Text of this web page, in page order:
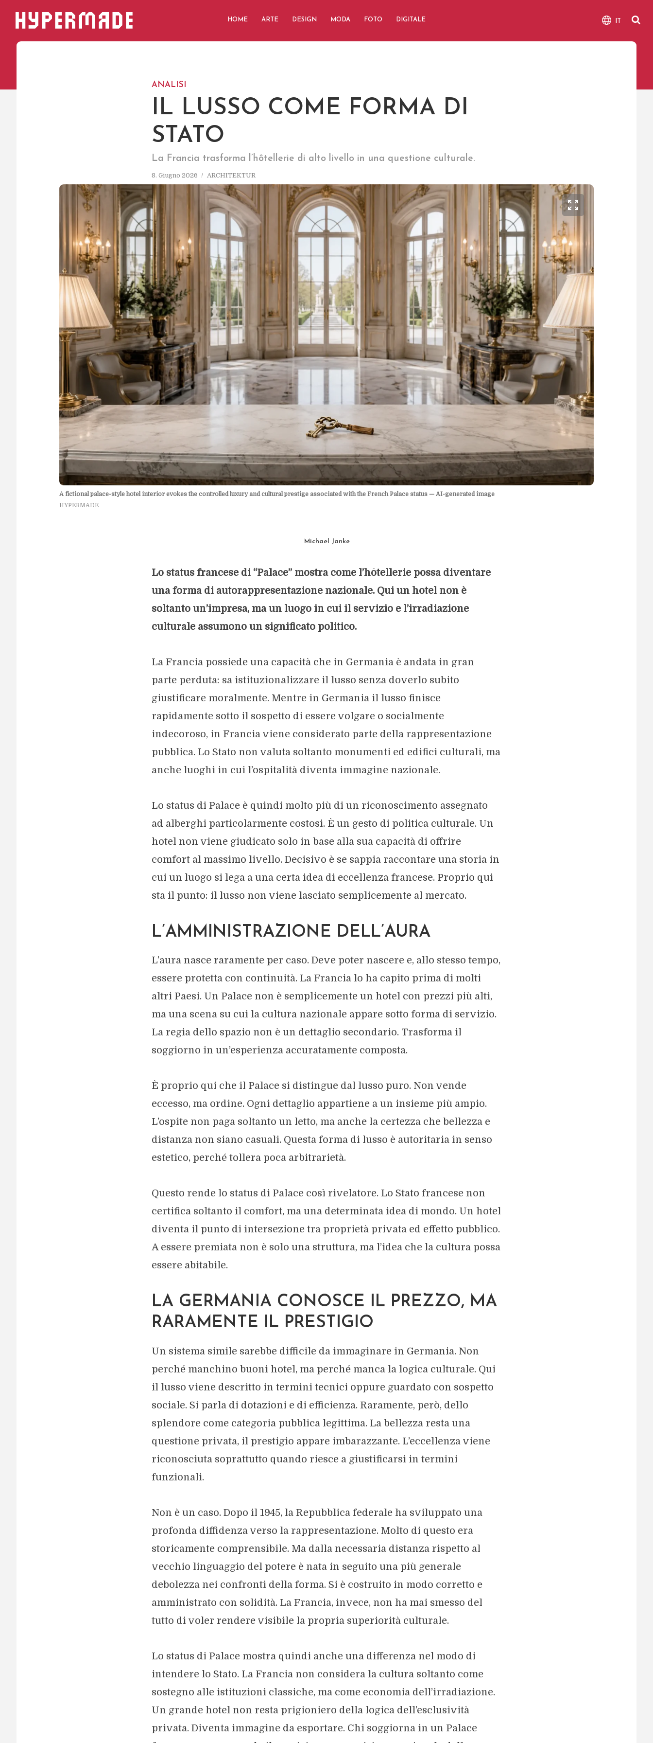
HYPERMADE HOME ARTE DESIGN MODA FOTO DIGITALE IT
ANALISI
IL LUSSO COME FORMA DI
STATO
La Francia trasforma l’hôtellerie di alto livello in una questione culturale.
8. Giugno 2026 ARCHITEKTUR
Bild
vergrößern
A fictional palace-style hotel interior evokes the controlled luxury and cultural prestige associated with the French Palace status — AI-generated image
HYPERMADE
Michael Janke
Lo status francese di “Palace” mostra come l’hôtellerie possa diventare
una forma di autorappresentazione nazionale. Qui un hotel non è
soltanto un’impresa, ma un luogo in cui il servizio e l’irradiazione
culturale assumono un significato politico.
La Francia possiede una capacità che in Germania è andata in gran
parte perduta: sa istituzionalizzare il lusso senza doverlo subito
giustificare moralmente. Mentre in Germania il lusso finisce
rapidamente sotto il sospetto di essere volgare o socialmente
indecoroso, in Francia viene considerato parte della rappresentazione
pubblica. Lo Stato non valuta soltanto monumenti ed edifici culturali, ma
anche luoghi in cui l’ospitalità diventa immagine nazionale.
Lo status di Palace è quindi molto più di un riconoscimento assegnato
ad alberghi particolarmente costosi. È un gesto di politica culturale. Un
hotel non viene giudicato solo in base alla sua capacità di offrire
comfort al massimo livello. Decisivo è se sappia raccontare una storia in
cui un luogo si lega a una certa idea di eccellenza francese. Proprio qui
sta il punto: il lusso non viene lasciato semplicemente al mercato.
L’AMMINISTRAZIONE DELL’AURA
L’aura nasce raramente per caso. Deve poter nascere e, allo stesso tempo,
essere protetta con continuità. La Francia lo ha capito prima di molti
altri Paesi. Un Palace non è semplicemente un hotel con prezzi più alti,
ma una scena su cui la cultura nazionale appare sotto forma di servizio.
La regia dello spazio non è un dettaglio secondario. Trasforma il
soggiorno in un’esperienza accuratamente composta.
È proprio qui che il Palace si distingue dal lusso puro. Non vende
eccesso, ma ordine. Ogni dettaglio appartiene a un insieme più ampio.
L’ospite non paga soltanto un letto, ma anche la certezza che bellezza e
distanza non siano casuali. Questa forma di lusso è autoritaria in senso
estetico, perché tollera poca arbitrarietà.
Questo rende lo status di Palace così rivelatore. Lo Stato francese non
certifica soltanto il comfort, ma una determinata idea di mondo. Un hotel
diventa il punto di intersezione tra proprietà privata ed effetto pubblico.
A essere premiata non è solo una struttura, ma l’idea che la cultura possa
essere abitabile.
LA GERMANIA CONOSCE IL PREZZO, MA
RARAMENTE IL PRESTIGIO
Un sistema simile sarebbe difficile da immaginare in Germania. Non
perché manchino buoni hotel, ma perché manca la logica culturale. Qui
il lusso viene descritto in termini tecnici oppure guardato con sospetto
sociale. Si parla di dotazioni e di efficienza. Raramente, però, dello
splendore come categoria pubblica legittima. La bellezza resta una
questione privata, il prestigio appare imbarazzante. L’eccellenza viene
riconosciuta soprattutto quando riesce a giustificarsi in termini
funzionali.
Non è un caso. Dopo il 1945, la Repubblica federale ha sviluppato una
profonda diffidenza verso la rappresentazione. Molto di questo era
storicamente comprensibile. Ma dalla necessaria distanza rispetto al
vecchio linguaggio del potere è nata in seguito una più generale
debolezza nei confronti della forma. Si è costruito in modo corretto e
amministrato con solidità. La Francia, invece, non ha mai smesso del
tutto di voler rendere visibile la propria superiorità culturale.
Lo status di Palace mostra quindi anche una differenza nel modo di
intendere lo Stato. La Francia non considera la cultura soltanto come
sostegno alle istituzioni classiche, ma come economia dell’irradiazione.
Un grande hotel non resta prigioniero della logica dell’esclusività
privata. Diventa immagine da esportare. Chi soggiorna in un Palace